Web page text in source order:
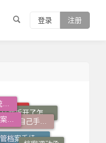
登录 注册
档案存放流程
个人档案死档激活
个人档案不知道在哪儿怎么查
档案拆开了怎么补救
档案在自己手里怎么放到人才市场
档案查询系统官网